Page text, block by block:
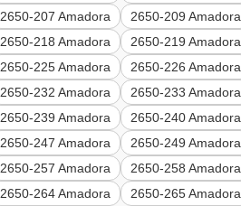
2650-207 Amadora 2650-209 Amadora
2650-218 Amadora 2650-219 Amadora
2650-225 Amadora 2650-226 Amadora
2650-232 Amadora 2650-233 Amadora
2650-239 Amadora 2650-240 Amadora
2650-247 Amadora 2650-249 Amadora
2650-257 Amadora 2650-258 Amadora
2650-264 Amadora 2650-265 Amadora